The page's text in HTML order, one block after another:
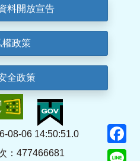
料開放宣告
權政策
全政策
08-06 14:50:51.0
：477466681